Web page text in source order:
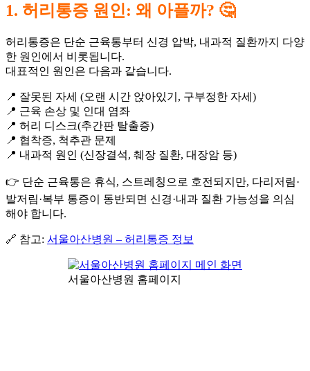
1. 허리통증 원인: 왜 아플까? 🤔
허리통증은 단순 근육통부터 신경 압박, 내과적 질환까지 다양
한 원인에서 비롯됩니다.
대표적인 원인은 다음과 같습니다.
📍 잘못된 자세 (오랜 시간 앉아있기, 구부정한 자세)
📍 근육 손상 및 인대 염좌
📍 허리 디스크(추간판 탈출증)
📍 협착증, 척추관 문제
📍 내과적 원인 (신장결석, 췌장 질환, 대장암 등)
👉 단순 근육통은 휴식, 스트레칭으로 호전되지만, 다리저림·
발저림·복부 통증이 동반되면 신경·내과 질환 가능성을 의심
해야 합니다.
🔗 참고: 서울아산병원 – 허리통증 정보
서울아산병원 홈페이지